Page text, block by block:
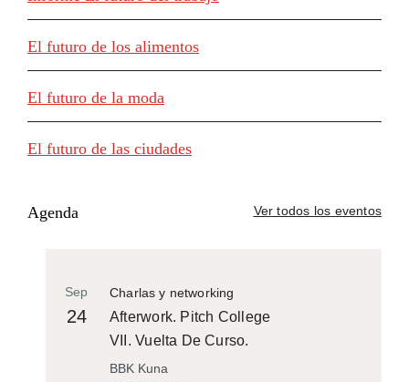
El futuro de los alimentos
El futuro de la moda
El futuro de las ciudades
Agenda Ver todos los eventos
Charlas y networking
Sep
24
Afterwork. Pitch College
VII. Vuelta De Curso.
BBK Kuna